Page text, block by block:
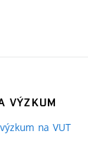
VÝZKUM
na VUT